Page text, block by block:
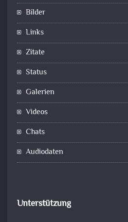
Bilder
Links
Zitate
Status
Galerien
Videos
Chats
Audiodaten
Unterstützung